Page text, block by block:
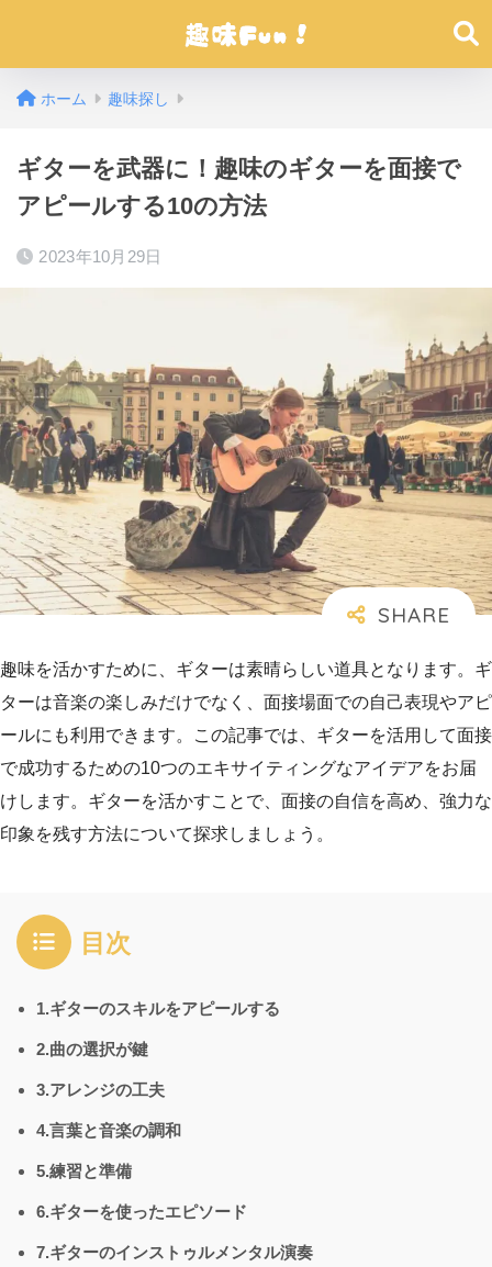
ホーム 趣味探し
ギターを武器に！趣味のギターを面接で
アピールする10の方法
2023年10月29日
趣味を活かすために、ギターは素晴らしい道具となります。ギ
ターは音楽の楽しみだけでなく、面接場面での自己表現やアピ
ールにも利用できます。この記事では、ギターを活用して面接
で成功するための10つのエキサイティングなアイデアをお届
けします。ギターを活かすことで、面接の自信を高め、強力な
印象を残す方法について探求しましょう。
目次
1.ギターのスキルをアピールする
2.曲の選択が鍵
3.アレンジの工夫
4.言葉と音楽の調和
5.練習と準備
6.ギターを使ったエピソード
7.ギターのインストゥルメンタル演奏